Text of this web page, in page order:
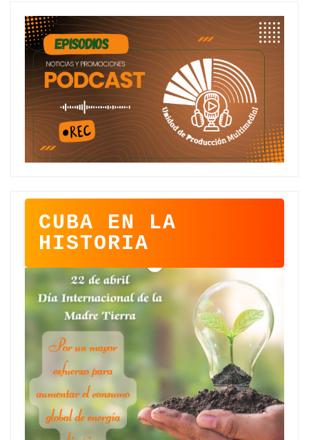
CUBA EN LA
HISTORIA